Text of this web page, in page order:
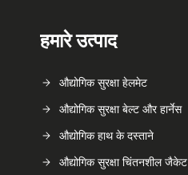
हमारे उत्पाद
औद्योगिक सुरक्षा हेलमेट
औद्योगिक सुरक्षा बेल्ट और हार्नेस
औद्योगिक हाथ के दस्ताने
औद्योगिक सुरक्षा चिंतनशील जैकेट